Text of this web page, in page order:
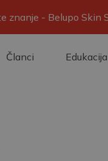
znanje - Belupo Skin
Članci Edukacija